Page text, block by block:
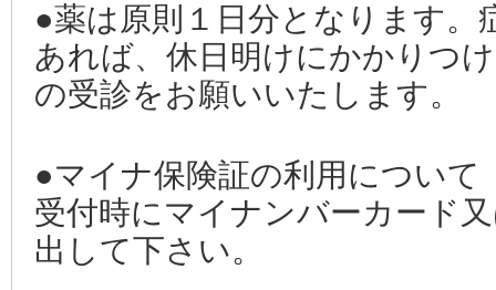
●薬は原則１日分となります。
あれば、休日明けにかかりつ
の受診をお願いいたします。
●マイナ保険証の利用について
受付時にマイナンバーカード
出して下さい。